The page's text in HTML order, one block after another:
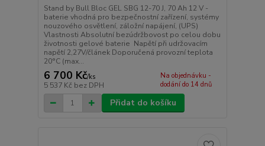
Stand by Bull Bloc GEL SBG 12-70 J, 70 Ah 12 V -
baterie vhodná pro bezpečnostní zařízení, systémy
nouzového osvětlení, záložní napájení, (UPS)
Vlastnosti Absolutní bezúdržbovost po celou dobu
životnosti gelové baterie Napětí při udržovacím
napětí 2,27V/článek Doporučená provozní teplota
20°C (max...
6 700 Kč/ks
5 537 Kč bez DPH
Na objednávku -
dodání do 14 dnů
Přidat do košíku